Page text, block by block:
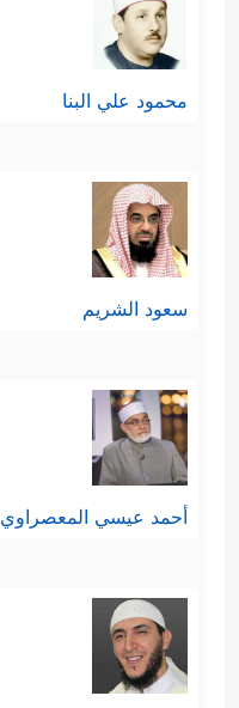
محمود علي البنا
سعود الشريم
أحمد عيسي المعصراوي